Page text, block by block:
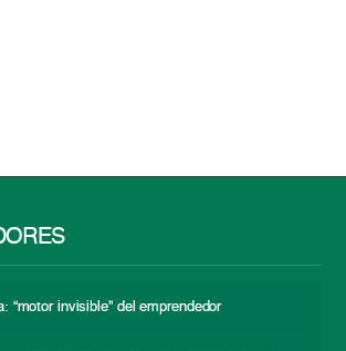
“motor invisible” del emprendedor